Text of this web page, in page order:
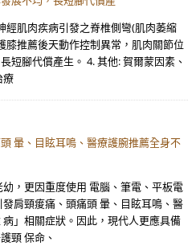
經肌肉疾病引發之脊椎側彎(肌肉萎縮
膝推薦後天動作控制異常，肌肉關節位
短腳代償產生。 4. 其他: 賀爾蒙因素、
療
暈、目眩耳鳴、醫療護腕推薦全身不
，更因重度使用 電腦、筆電、平板電
肩頸痠痛、頭痛頭 暈、目眩耳鳴、醫
」相關症狀。因此，現代人更應具備
頸 保命、